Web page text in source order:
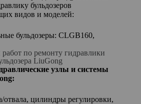
бульдозеров
видов и моделей:
бульдозеры: CLGB160,
по ремонту гидравлики
LiuGong
узлы и системы
отвала, цилиндры регулировки,